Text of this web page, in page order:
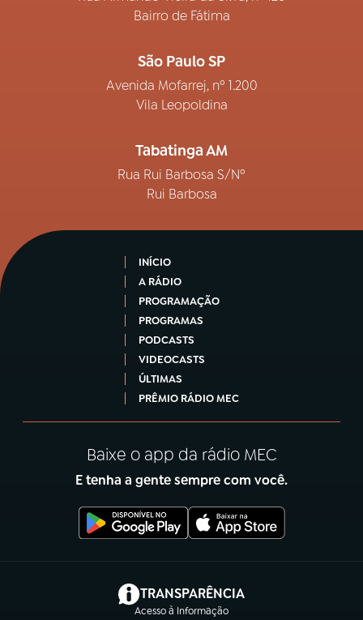
Bairro de Fátima
São Paulo SP
Avenida Mofarrej, nº 1.200
Vila Leopoldina
Tabatinga AM
Rua Rui Barbosa S/Nº
Rui Barbosa
INÍCIO
A RÁDIO
PROGRAMAÇÃO
PROGRAMAS
PODCASTS
VIDEOCASTS
ÚLTIMAS
PRÊMIO RÁDIO MEC
Baixe o app da rádio MEC
E tenha a gente sempre com você.
TRANSPARÊNCIA
Acesso à Informação
(abre em nova aba)